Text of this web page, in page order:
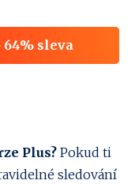
64% sleva
Plus?Pokud ti
sledování